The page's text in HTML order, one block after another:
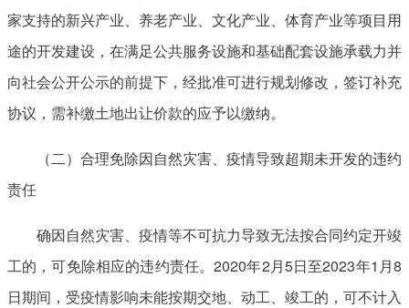
家支持的新兴产业、养老产业、文化产业、体育产业等项目用
途的开发建设，在满足公共服务设施和基础配套设施承载力并
向社会公开公示的前提下，经批准可进行规划修改，签订补充
协议，需补缴土地出让价款的应予以缴纳。
（二）合理免除因自然灾害、疫情导致超期未开发的违约
责任
确因自然灾害、疫情等不可抗力导致无法按合同约定开竣
工的，可免除相应的违约责任。2020年2月5日至2023年1月8
日期间，受疫情影响未能按期交地、动工、竣工的，可不计入